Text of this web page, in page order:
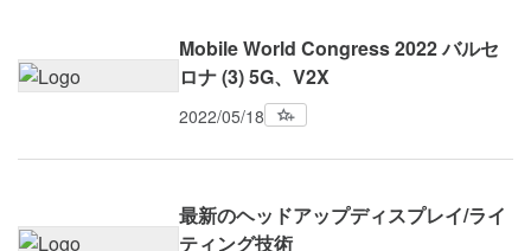
Mobile World Congress 2022 バルセ
ロナ (3) 5G、V2X
2022/05/18
最新のヘッドアップディスプレイ/ライ
ティング技術